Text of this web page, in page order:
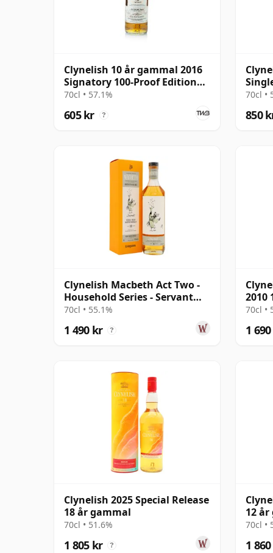
Clynelish 10 år gammal 2016
Signatory 100-Proof Edition
#77
70cl • 57.1%
605 kr ?
70cl •
850
Clynelish Macbeth Act Two -
Household Series - Servant
Singl 14 år gammal
70cl • 55.1%
1 490 kr ?
2010
70cl •
1
Clynelish 2025 Special Release
18 år gammal
70cl • 51.6%
1 805 kr ?
12
70cl •
1